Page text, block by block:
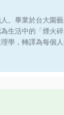
。畢業於台大園
生活中的「煙火
學，轉譯為每個